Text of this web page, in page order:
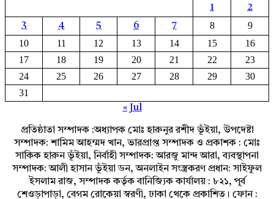
1
2
3
4 5 6 7 8
9
10
11 12 13 14 15
16
17
18 19 20 21 22
23
24
25 26 27 28 29
30
31
« Jul
প্রতিষ্ঠাতা সম্পাদক :অধ্যাপক মোঃ হারুনুর রশীদ ভূঁইয়া, উপদেষ্টা
সম্পাদক: শামিম আহম্মদ খান, ভারপ্রাপ্ত সম্পাদক ও প্রকাশক : মোঃ
সাকিক হারুন ভূঁইয়া, নির্বাহী সম্পাদক: আরজু মান্দ আরা, ব্যবস্থাপনা
সম্পাদক: আলী হাসান ভূঁইয়া ডন, অনলাইন সংস্ত্রকরণ প্রধান: সাইফুল
ইসলাম রাজ, সম্পাদক কর্তৃক বানিজ্যিক কার্যালয় : ৮২১, পূর্ব
শেওড়াপাড়া, বেগম রোকেয়া স্বরণী, ঢাকা থেকে প্রকাশিত। ফোন :